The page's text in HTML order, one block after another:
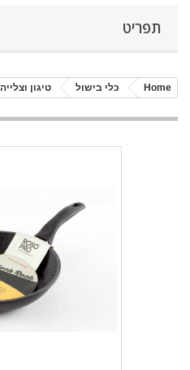
תפריט
Home כלי בישול טיגון וצלייה